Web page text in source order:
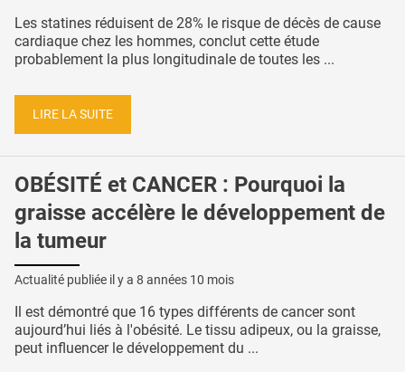
Les statines réduisent de 28% le risque de décès de cause
cardiaque chez les hommes, conclut cette étude
probablement la plus longitudinale de toutes les ...
LIRE LA SUITE
OBÉSITÉ et CANCER : Pourquoi la
graisse accélère le développement de
la tumeur
Actualité publiée il y a 8 années 10 mois
Il est démontré que 16 types différents de cancer sont
aujourd’hui liés à l'obésité. Le tissu adipeux, ou la graisse,
peut influencer le développement du ...